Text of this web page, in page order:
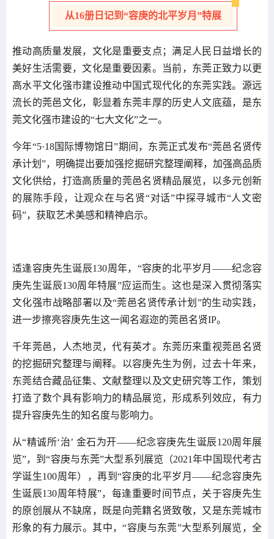
从16册日记到“容庚的北平岁月”特展
推动高质量发展，文化是重要支点；满足人民日益增长的
美好生活需要，文化是重要因素。当前，东莞正致力以更
高水平文化强市建设推动中国式现代化的东莞实践。源远
流长的莞邑文化，彰显着东莞丰厚的历史人文底蕴，是东
莞文化强市建设的“七大文化”之一。
今年“5·18国际博物馆日”期间，东莞正式发布“莞邑名贤传
承计划”，明确提出要加强挖掘研究整理阐释，加强高品质
文化供给，打造高质量的莞邑名贤精品展览，以多元创新
的展陈手段，让观众在与名贤“对话”中探寻城市“人文密
码”，获取艺术美感和精神启示。
适逢容庚先生诞辰130周年，“容庚的北平岁月——纪念容
庚先生诞辰130周年特展”应运而生。这也是深入贯彻落实
文化强市战略部署以及“莞邑名贤传承计划”的生动实践，
进一步擦亮容庚先生这一闻名遐迩的莞邑名贤IP。
千年莞邑，人杰地灵，代有英才。东莞历来重视莞邑名贤
的挖掘研究整理与阐释。以容庚先生为例，过去十年来，
东莞结合藏品征集、文献整理以及文史研究等工作，策划
打造了数个具有影响力的精品展览，形成系列效应，有力
提升容庚先生的知名度与影响力。
从“精诚所‘治’ 金石为开——纪念容庚先生诞辰120周年展
览”，到“容庚与东莞”大型系列展览（2021年中国现代考古
学诞生100周年），再到“容庚的北平岁月——纪念容庚先
生诞辰130周年特展”，每逢重要时间节点，关于容庚先生
的原创展从不缺席，既是向莞籍名贤致敬，又是东莞城市
形象的有力展示。其中，“容庚与东莞”大型系列展览，全